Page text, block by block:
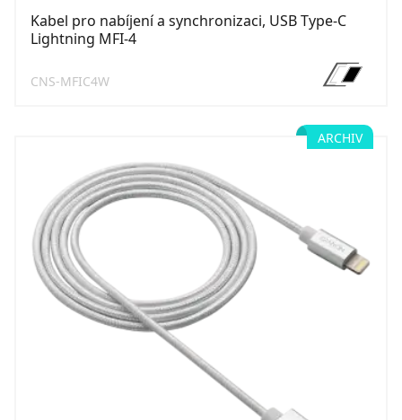
Kabel pro nabíjení a synchronizaci, USB Type-C
Lightning MFI-4
CNS-MFIC4W
ARCHIV